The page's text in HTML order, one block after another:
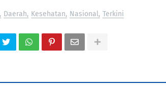
Daerah Kesehatan Nasional Terkini